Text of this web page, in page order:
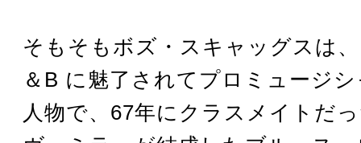
そもそもボズ・スキャッグスは
＆B に魅了されてプロミュージ
人物で、67年にクラスメイトだ